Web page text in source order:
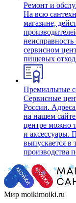
Ремонт и
На всю
магазине,
неисправность
сервисном
пищевых
Премиальные
Сервисные
России.
на нашем
центре можно
и аксессуары.
выпускается в
производства
Мир moikimoiki.ru